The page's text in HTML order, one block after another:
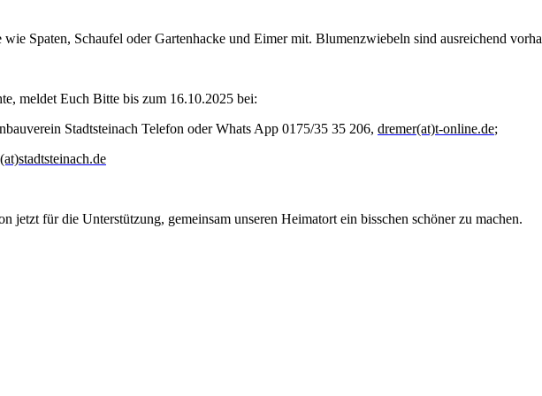
Spaten, Schaufel oder Gartenhacke und Eimer mit. Blumenzwiebeln sind ausreichend
meldet Euch Bitte bis zum 16.10.2025 bei:
Stadtsteinach Telefon oder Whats App 0175/35 35 206, dremer(at)t-online.de;
jetzt für die Unterstützung, gemeinsam unseren Heimatort ein bisschen schöner zu machen.